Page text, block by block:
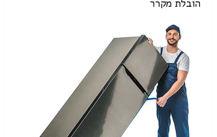
הובלת מקרר